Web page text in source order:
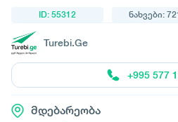
ID: 55312 ნახვები:
Turebi.Ge
+995 577
მდებარეობა